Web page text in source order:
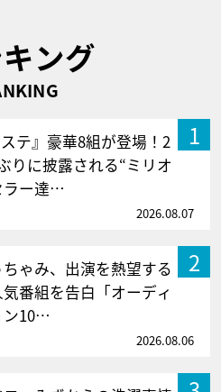
ング
1
ステ』豪華8組が登場！2
りに披露される“ミリオ
ラー達…
2026.08.07
2
ちゃみ、出演を熱望する
番組を告白「オーディ
ン10…
2026.08.06